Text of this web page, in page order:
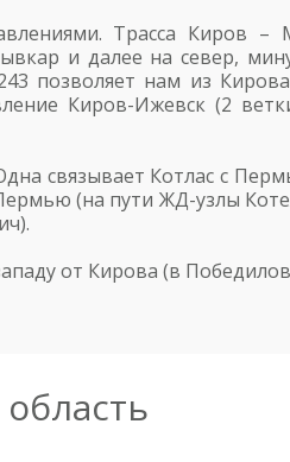
Трасса Киров
и далее на север,
позволяет нам из
Киров-Ижевск (2
связывает Котлас с
(на пути ЖД-узлы
от Кирова (в